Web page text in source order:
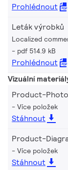
Prohlédnout
Leták výrobků
Localized
pdf 514.9 kB
Prohlédnout
Vizuální
Product-
Více položek
Stáhnout
Product-
Více položek
Stáhnout